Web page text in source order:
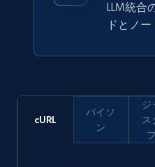
151+
Walmart sellers info
Seller id, URL, Catalog
display name, Seller
LLM統合
ドとノー
cURL
パイソ
ン
ジ
ス